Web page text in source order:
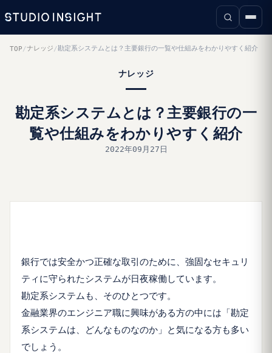
TOP /ナレッジ /勘定系システムとは？主要銀行の一覧や仕組みをわかりやすく紹介
ナレッジ
勘定系システムとは？主要銀行の一
覧や仕組みをわかりやすく紹介
2022年09月27日
銀行では安全かつ正確な取引のために、強固なセキュリ
ティに守られたシステムが日夜稼働しています。
勘定系システムも、そのひとつです。
金融業界のエンジニア職に興味がある方の中には「勘定
系システムは、どんなものなのか」と気になる方も多い
でしょう。